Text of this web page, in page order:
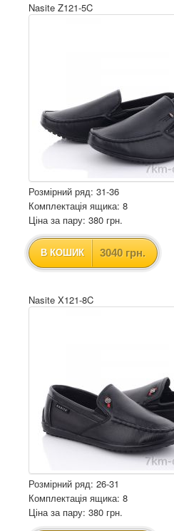
Nasite Z121-5C
Розмірний ряд: 31-36
Комплектація ящика: 8
Ціна за пару: 380 грн.
В КОШИК 3040 грн.
Nasite X121-8C
Розмірний ряд: 26-31
Комплектація ящика: 8
Ціна за пару: 380 грн.